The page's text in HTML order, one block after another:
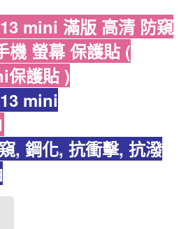
mini 滿版 高清 防窺
機 螢幕 保護貼 (
保護貼 )
mini
, 鋼化, 抗衝擊, 抗潑